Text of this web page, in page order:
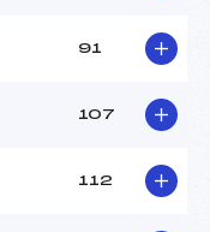
91
107
112